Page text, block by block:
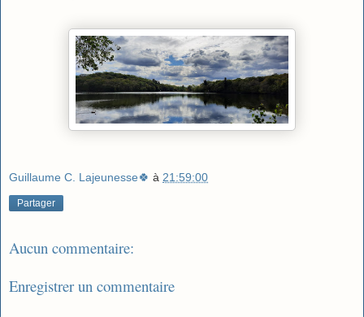
Guillaume C. Lajeunesse🍀 à 21:59:00
Partager
Aucun commentaire:
Enregistrer un commentaire